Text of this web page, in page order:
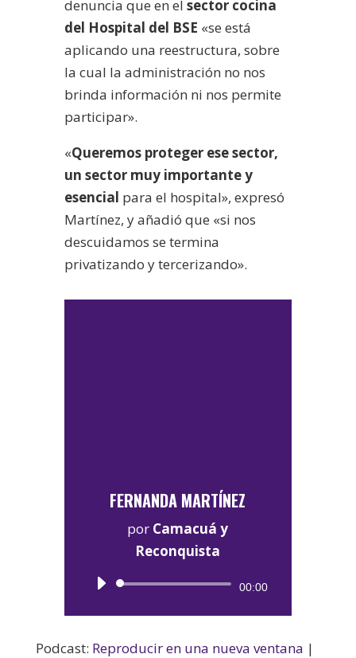
denuncia que en el sector cocina
del Hospital del BSE «se está
aplicando una reestructura, sobre
la cual la administración no nos
brinda información ni nos permite
participar».
«Queremos proteger ese sector,
un sector muy importante y
esencial para el hospital», expresó
Martínez, y añadió que «si nos
descuidamos se termina
privatizando y tercerizando».
FERNANDA MARTÍNEZ
por Camacuá y
Reconquista
Reproductor
00:00
Podcast: Reproducir en una nueva ventana |